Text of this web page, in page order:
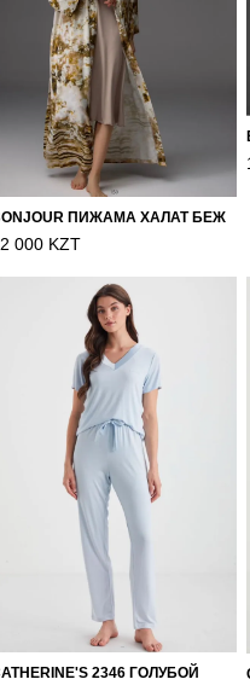
ПИЖАМА ХАЛАТ БЕЖ
000 KZT
2346 ГОЛУБОЙ